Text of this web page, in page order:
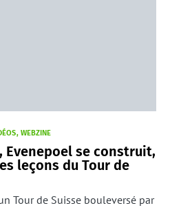
WEBZINE
Evenepoel se construit,
leçons du Tour de
Tour de Suisse bouleversé par